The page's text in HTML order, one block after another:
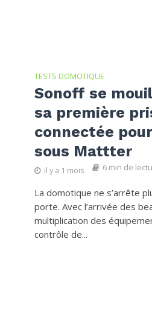
TESTS DOMOTIQUE
Sonoff se
sa première
connectée
sous Mattter
il y a 1 mois 6 min de
La domotique ne s’arrête
porte. Avec l’arrivée des
multiplication des
contrôle de...